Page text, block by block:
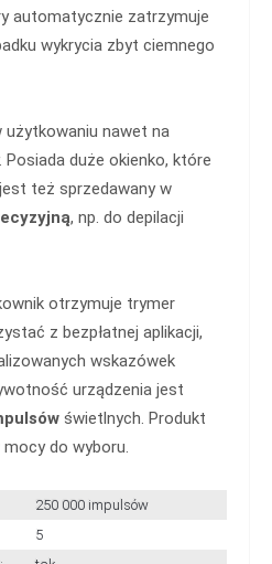
automatycznie zatrzymuje
wykrycia zbyt ciemnego
użytkowaniu nawet na
duże okienko, które
też sprzedawany w
, np. do depilacji
otrzymuje trymer
z bezpłatnej aplikacji,
wskazówek
urządzenia jest
świetlnych. Produkt
do wyboru.
250 000 impulsów
5